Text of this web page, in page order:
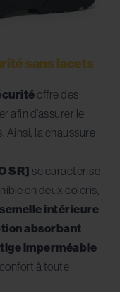
sans lacets
offre des
afin d’assurer le
Ainsi, la chaussure
SR] se caractérise
en deux coloris,
semelle intérieure
absorbant
tige imperméable
à toute